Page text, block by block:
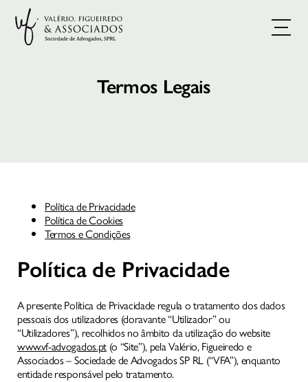
Termos Legais
Política de Privacidade
Política de Cookies
Termos e Condições
Política de Privacidade
A presente Política de Privacidade regula o tratamento dos dados
pessoais dos utilizadores (doravante “Utilizador” ou
“Utilizadores”), recolhidos no âmbito da utilização do website
www.vf-advogados.pt(o “Site”), pela Valério, Figueiredo e
Associados – Sociedade de Advogados SP RL (“VFA”), enquanto
entidade responsável pelo tratamento.